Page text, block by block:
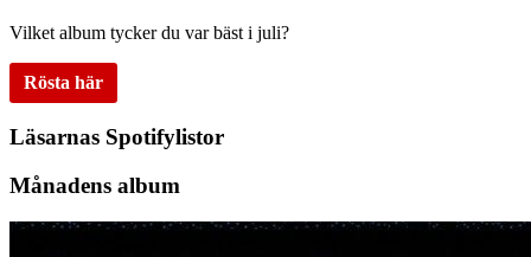
Vilket album tycker du var bäst i juli?
Rösta här
Läsarnas Spotifylistor
Månadens album